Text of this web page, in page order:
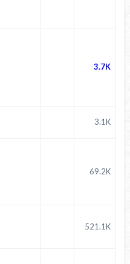
3.7K
3.1K
69.2K
521.1K